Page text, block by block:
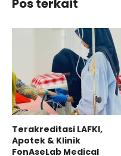
Pos terkait
Terakreditasi LAFKI,
Apotek & Klinik
FonAseLab Medical